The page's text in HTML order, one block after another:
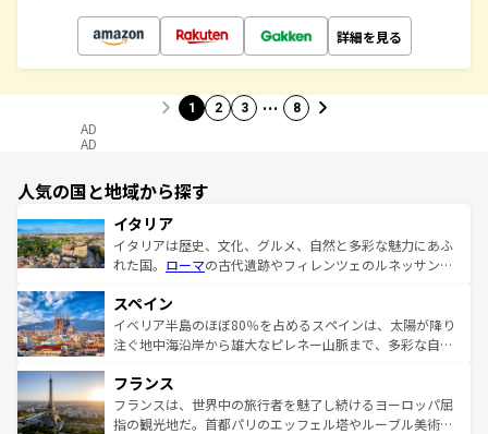
詳細を見る
1 2 3 … 8
AD
AD
人気の国と地域から探す
イタリア
イタリアは歴史、文化、グルメ、自然と多彩な魅力にあふ
れた国。 ローマの古代遺跡やフィレンツェのルネッサンス
ろん、トスカーナの美しい田園風景やアマルフィ海岸の絶
景など、自然景観も見逃せない。観光の合間には、本場の
ピザやパスタなど、絶品のイタリア料理を堪能することも
ませてくれるイタリアで、忘れられない旅をしてみよう！
なお、新着のイタリア情報はコンテンツ一覧 を参照してほ
しい。
スペイン
イベリア半島のほぼ80％を占めるスペインは、太陽が降り
注ぐ地中海沿岸から雄大なピレネー山脈まで、多彩な自然
文化が根付くこの国では、情熱的なフラメンコ、熱気あふ
れる闘牛、そして美味しいタパスが生活の一部となってい
る。首都マドリードの洗練された雰囲気や、バルセロナの
フランス
フランスは、世界中の旅行者を魅了し続けるヨーロッパ屈
指の観光地だ。首都パリのエッフェル塔やルーブル美術館